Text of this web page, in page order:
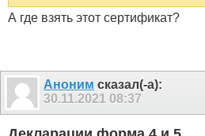
А где взять этот сертификат?
Аноним сказал(-а):
30.11.2021 08:37